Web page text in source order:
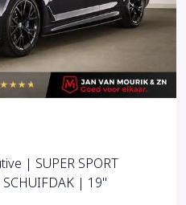
| SUPER SPORT
| 19"